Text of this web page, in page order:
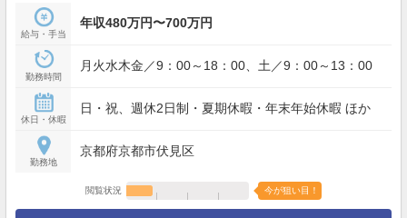
給与・手当
年収480万円〜700万円
勤務時間
月火水木金／9：00～18：00、土／9：00～13：00
休日・休暇
日・祝、週休2日制・夏期休暇・年末年始休暇 ほか
勤務地
京都府京都市伏見区
閲覧状況 今が狙い目！